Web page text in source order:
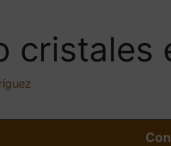
cristales